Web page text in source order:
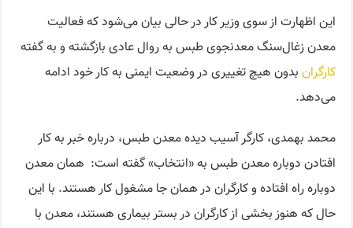
این اظهارت از سوی وزیر کار در حالی بیان می‌شود که فعالیت
معدن زغال‌سنگ معدنجوی طبس به روال عادی بازگشته و به گفته
کارگران بدون هیچ تغییری در وضعیت ایمنی به کار خود ادامه
می‌دهد.
محمد بهمدی، کارگر آسیب دیده معدن طبس، درباره خبر به کار
افتادن دوباره معدن طبس به «انتخاب» گفته است: همان معدن
دوباره راه افتاده و کارگران در همان جا مشغول کار هستند. با این
حال که هنوز بخشی از کارگران در بستر بیماری هستند، معدن با